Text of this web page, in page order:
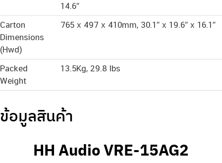
14.6″
Carton
Dimensions
(Hwd)
765 x 497 x 410mm, 30.1″ x 19.6″ x 16.1″
Packed
Weight
13.5Kg, 29.8 lbs
ข้อมูลสินค้า
HH Audio VRE-15AG2